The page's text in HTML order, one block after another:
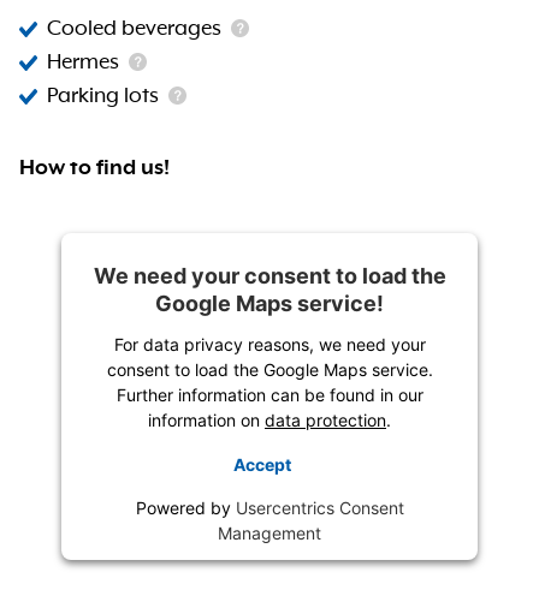
Cooled beverages
Hermes
Parking lots
How to find us!
We need your consent to load the
Google Maps service!
For data privacy reasons, we need your
consent to load the Google Maps service.
Further information can be found in our
information on data protection.
Accept
Powered by Usercentrics Consent
Management